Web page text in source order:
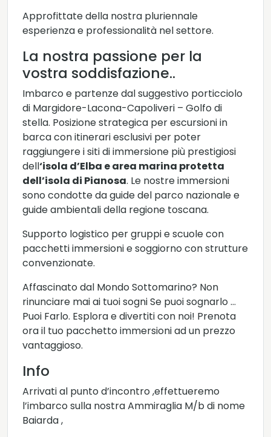
Approfittate della nostra pluriennale
esperienza e professionalità nel settore.
La nostra passione per la
vostra soddisfazione..
Imbarco e partenze dal suggestivo porticciolo
di Margidore-Lacona-Capoliveri – Golfo di
stella. Posizione strategica per escursioni in
barca con itinerari esclusivi per poter
raggiungere i siti di immersione più prestigiosi
dell‘isola d’Elba e area marina protetta
dell’isola di Pianosa. Le nostre immersioni
sono condotte da guide del parco nazionale e
guide ambientali della regione toscana.
Supporto logistico per gruppi e scuole con
pacchetti immersioni e soggiorno con strutture
convenzionate.
Affascinato dal Mondo Sottomarino? Non
rinunciare mai ai tuoi sogni Se puoi sognarlo …
Puoi Farlo. Esplora e divertiti con noi! Prenota
ora il tuo pacchetto immersioni ad un prezzo
vantaggioso.
Info
Arrivati al punto d’incontro ,effettueremo
l’imbarco sulla nostra Ammiraglia M/b di nome
Baiarda ,